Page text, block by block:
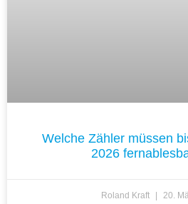
Welche Zähler müssen
2026
Roland Kraft 20.